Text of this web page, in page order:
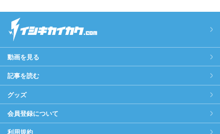
動画を見る
記事を読む
グッズ
会員登録について